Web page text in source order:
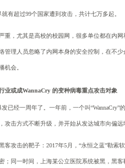
有超过99个国家遭到攻击，共计七万多起。
重，尤其是高校的校园网，很多单位都在内
管理人员忽略了内网本身的安全控制，在不
机会。
业或成WannaCry 的变种病毒重点攻击对象
已经一周年了。一年前，一个叫
攻击方式不断升级，并开始从发达城市向偏
客攻击的靶子： 2017年5月，“永恒之蓝”勒索
；同一时间，上海某公立医院系统被黑，黑